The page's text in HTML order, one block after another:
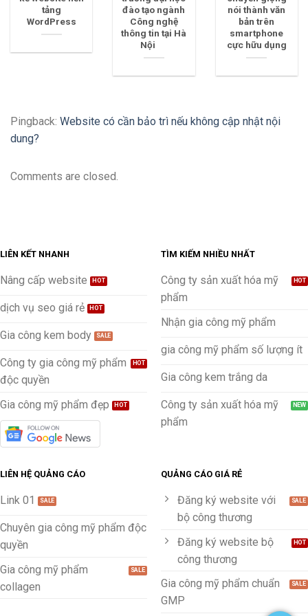
tảng
WordPress
đào tạo ngành
Công nghệ
thông tin tại Hà
Nội
nói thành văn
bản trên
smartphone
cực hữu dụng
Pingback: Website có cần bảo trì nếu không cập nhật nội
dung?
Comments are closed.
LIÊN KẾT NHANH
Nâng cấp website
dịch vụ seo giá rẻ
Gia công kem body
Công ty gia công mỹ phẩm
độc quyền
Gia công mỹ phẩm đẹp
TÌM KIẾM NHIỀU NHẤT
Công ty sản xuất hóa mỹ
phẩm
Nhận gia công mỹ phẩm
gia công mỹ phẩm số lượng ít
Gia công kem trắng da
Công ty sản xuất hóa mỹ
phẩm
LIÊN HỆ QUẢNG CÁO
Link 01
Chuyên gia công mỹ phẩm độc
quyền
Gia công mỹ phẩm
collagen
QUẢNG CÁO GIÁ RẺ
Đăng ký website với
bộ công thương
Đăng ký website bộ
công thương
Gia công mỹ phẩm chuẩn
GMP